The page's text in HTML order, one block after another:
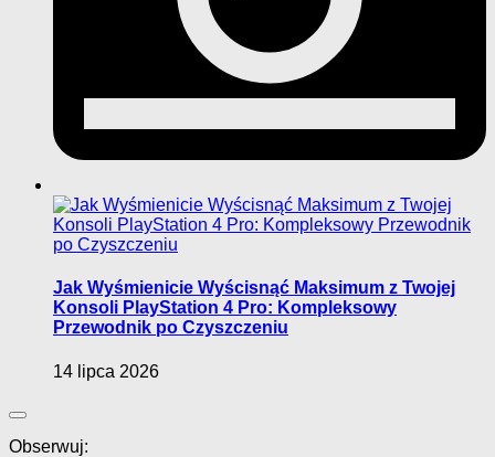
Jak Wyśmienicie Wyścisnąć Maksimum z Twojej
Konsoli PlayStation 4 Pro: Kompleksowy
Przewodnik po Czyszczeniu
14 lipca 2026
Obserwuj: